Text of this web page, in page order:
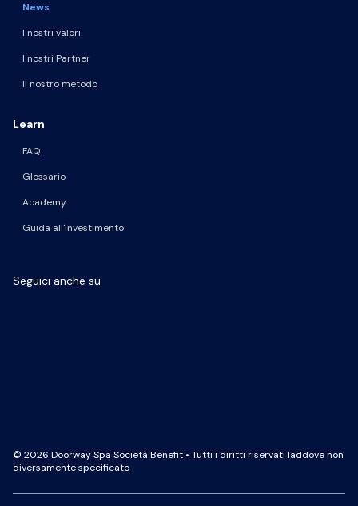
News
I nostri valori
I nostri Partner
Il nostro metodo
Learn
FAQ
Glossario
Academy
Guida all'investimento
Seguici anche su
© 2026 Doorway Spa Società Benefit • Tutti i diritti riservati laddove non
diversamente specificato